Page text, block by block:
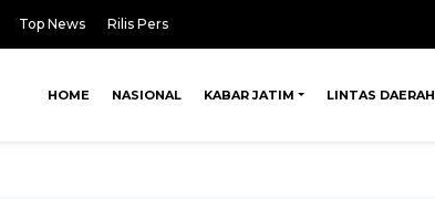
Top News Rilis Pers
HOME NASIONAL KABAR JATIM LINTAS DAERAH